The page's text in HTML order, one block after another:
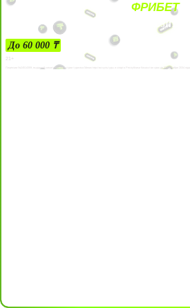
ФРИБЕТ
ЗА ДЕПОЗИТЫ
До 60 000 ₸
21+
Лицензии №24514359, выданной комитетом индустрии туризма Министерства культуры и спорта Республики Казахстан срок до 27 сентября 2034 года.